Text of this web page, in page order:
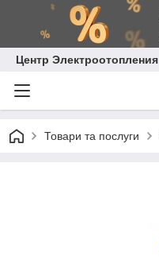
Центр Электроотопления
Товари та послуги